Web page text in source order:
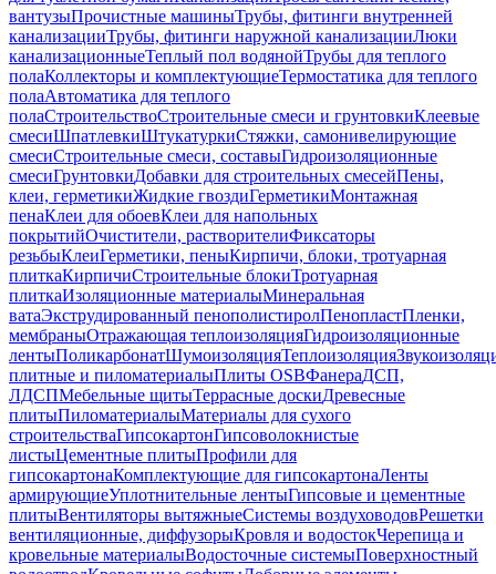
вантузыПрочистные машиныТрубы, фитинги внутренней
канализацииТрубы, фитинги наружной канализацииЛюки
канализационныеТеплый пол водянойТрубы для теплого
полаКоллекторы и комплектующиеТермостатика для теплого
полаАвтоматика для теплого
полаСтроительствоСтроительные смеси и грунтовкиКлеевые
смесиШпатлевкиШтукатуркиСтяжки, самонивелирующие
смесиСтроительные смеси, составыГидроизоляционные
смесиГрунтовкиДобавки для строительных смесейПены,
клеи, герметикиЖидкие гвоздиГерметикиМонтажная
пенаКлеи для обоевКлеи для напольных
покрытийОчистители, растворителиФиксаторы
резьбыКлеиГерметики, пеныКирпичи, блоки, тротуарная
плиткаКирпичиСтроительные блокиТротуарная
плиткаИзоляционные материалыМинеральная
ватаЭкструдированный пенополистиролПенопластПленки,
мембраныОтражающая теплоизоляцияГидроизоляционные
лентыПоликарбонатШумоизоляцияТеплоизоляция
плитные и пиломатериалыПлиты OSBФанераДСП,
ЛДСПМебельные щитыТеррасные доскиДревесные
плитыПиломатериалыМатериалы для сухого
строительстваГипсокартонГипсоволокнистые
листыЦементные плитыПрофили для
гипсокартонаКомплектующие для гипсокартонаЛенты
армирующиеУплотнительные лентыГипсовые и цементные
плитыВентиляторы вытяжныеСистемы воздуховодовРешетки
вентиляционные, диффузорыКровля и водостокЧерепица и
кровельные материалыВодосточные системыПоверхностный